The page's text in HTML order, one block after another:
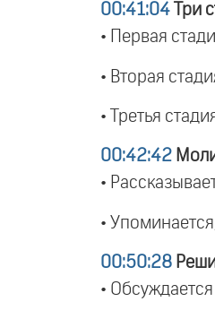
00:41:04 Три
• Первая
• Вторая
• Третья
00:42:42
•
•
00:50:28
•